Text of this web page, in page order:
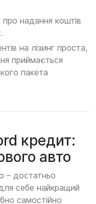
надання коштів
на лізинг проста,
приймається
пакета
кредит:
авто
– достатньо
себе найкращий
самостійно